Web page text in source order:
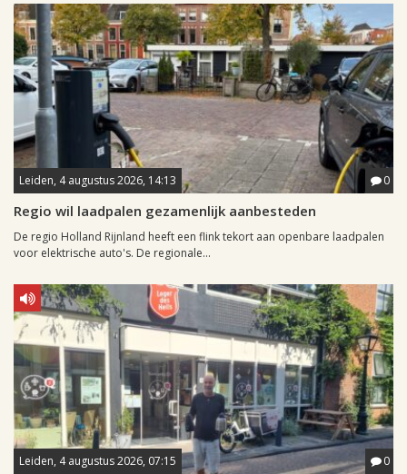
Leiden, 4 augustus 2026, 14:13 0
Regio wil laadpalen gezamenlijk aanbesteden
De regio Holland Rijnland heeft een flink tekort aan openbare laadpalen
voor elektrische auto's. De regionale...
Leiden, 4 augustus 2026, 07:15 0